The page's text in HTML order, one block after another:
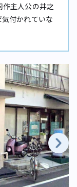
主人公の井之
付かれていな